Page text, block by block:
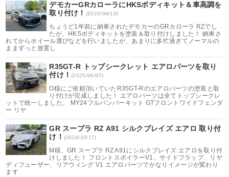
デモカーGRカローラにHKSボディキット＆車高調を
取り付け！ (2025/06/10)
ちょうど1年前に納車されたデモカーのGRカローラ RZでし
たが、HKSボディキットを塗装＆取り付けしました！ 納車さ
れてからホイール選びなどを行いましたが、あまりに多忙過ぎてノーマルの
ままずっと放置し
R35GT-R トップシークレット エアロパーツを取り
付け！(2025/06/07)
O様にご依頼頂いていたR35GT-Rのエアロパーツの塗装と取
り付けが完成しました！ エアロパーツは全てトップシークレ
ットで統一しました。 MY24フルバンパーキット GTフロントワイドフェンダ
ー リヤ
GR スープラ RZ A91 シルクブレイズ エアロ 取り付
け！ (2024/10/17)
M様、GR スープラ RZ A91にシルクブレイズ エアロを取り付
けしました！ フロントスポイラーV1、サイドフラップ、リヤ
ディフューザー、リアウィング V1 エアロパーツでかなりイメージが変わり
ます